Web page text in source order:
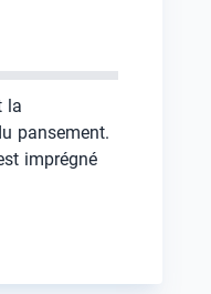
la
pansement.
imprégné